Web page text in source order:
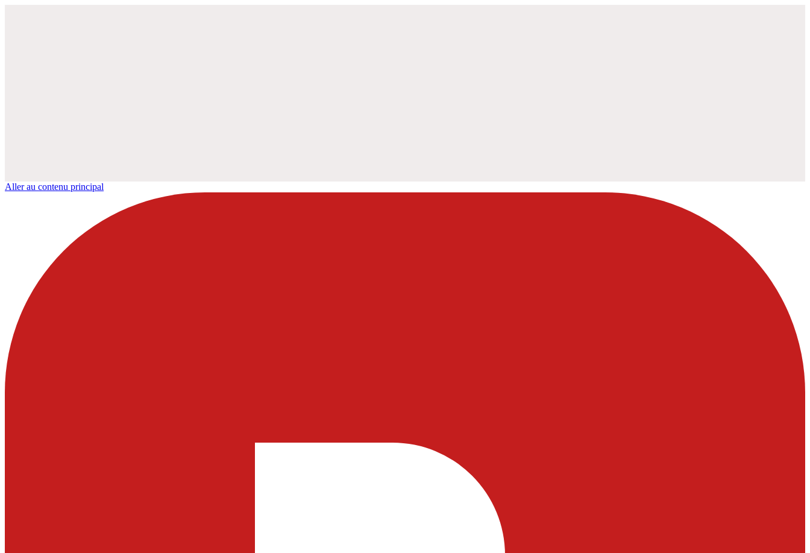
Aller au contenu principal